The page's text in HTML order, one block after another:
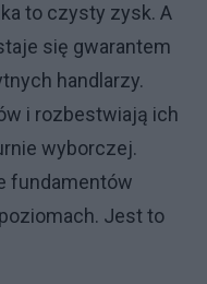
to czysty zysk. A
się gwarantem
handlarzy.
i rozbestwiają ich
wyborczej.
fundamentów
Jest to